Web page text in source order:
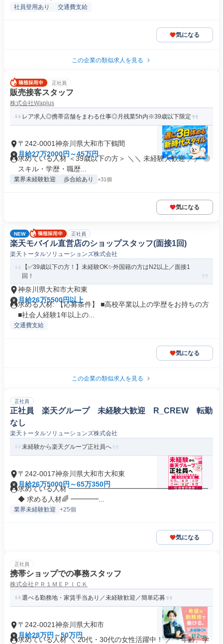
社員登用あり 交通費支給
気になる
この企業の類似求人を見る
正社員
販売接客スタッフ
株式会社Waplus
レア求人◎携帯店舗をまわる仕事◎月残業5h内※39歳以下限定
〒242-0001神奈川県大和市下鶴間
月給27万2000円～45万円
求めている人材 ＜39歳以下の方＞ ＼＼ 未経験大歓迎 ／／ ◎
スキル・学歴・職歴...
業界未経験歓迎 歩合給あり +31個
気になる
NEW 正社員
楽天モバイル直営店のショップスタッフ(面接1回)
楽天トータルソリューションズ株式会社
【✅39歳以下の方！】未経験OK✨外国籍の方はN2以上／面接1
回！
神奈川県大和市大和東
月給26万5500円以上
求める人材: 【応募条件】 ■高校卒業以上の学歴をお持ちの方
■社会人経験1年以上の...
交通費支給
気になる
この企業の類似求人を見る
正社員
正社員 楽天グループ 未経験大歓迎 R_CREW 転勤
なし
楽天トータルソリューションズ株式会社
未経験から楽天グループ正社員へ
〒242-0017神奈川県大和市大和東
月給26万5000円～65万350円
求めている人材 ━━━━━━━━━━━━━━━━━━━━
◆ 求める人材🌈 ━━━━...
業界未経験歓迎 +25個
気になる
正社員
携帯ショップでの事務スタッフ
株式会社ＰＲ１ＭＥＰＩＣＫ
選べる勤務地・家賃手当あり／未経験歓迎／簡単応募
〒242-0021神奈川県大和市
月給28万円～50万円
求めている人材 ＼ 20代・30代の女性活躍中！ ／ ＊年齢、学